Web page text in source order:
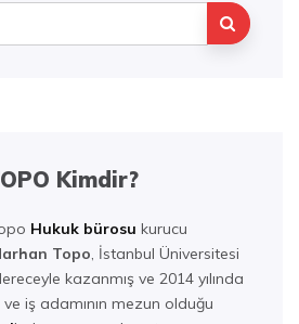
Kimdir?
Hukuk bürosu kurucu
Topo, İstanbul Üniversitesi
kazanmış ve 2014 yılında
iş adamının mezun olduğu